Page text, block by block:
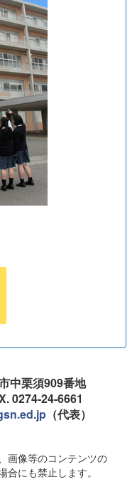
中栗須909番地
0274-24-6661
（代表）
画像等のコンテンツの
にも禁止します。